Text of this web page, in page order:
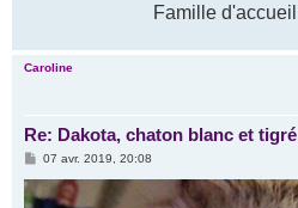
Famille d'accueil
Caroline
Re: Dakota, chaton blanc et
M
s
s
07 avr. 2019, 20:08